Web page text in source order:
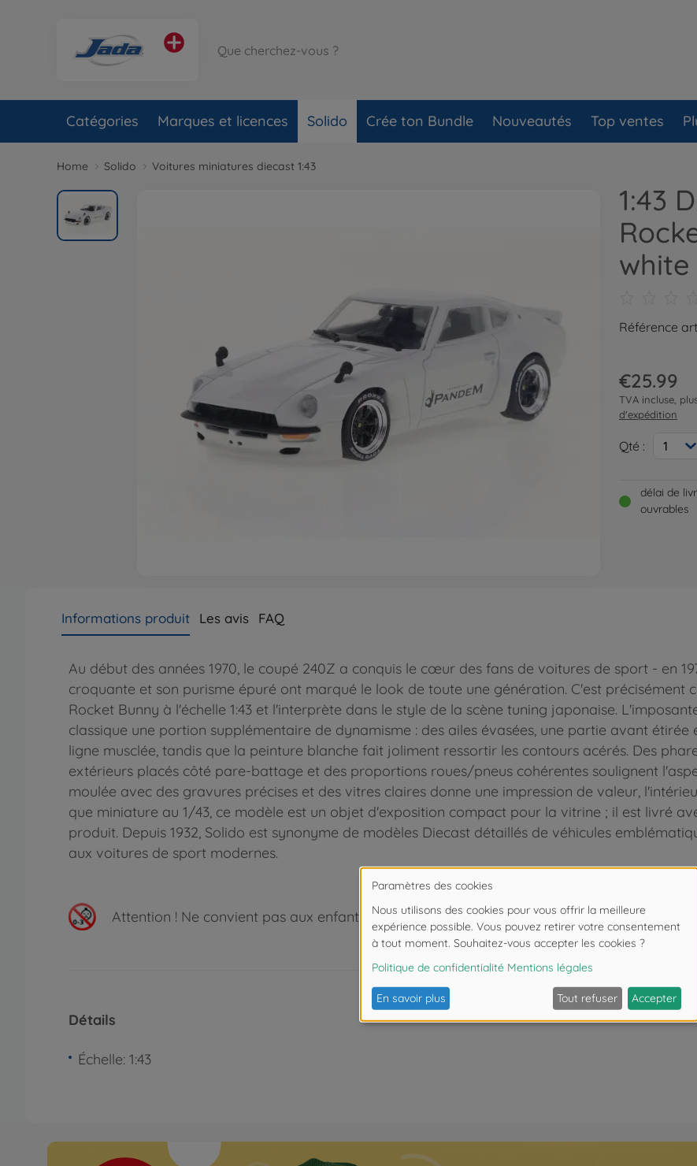
Catégories Marques et licences Solido Crée ton Bundle Nouveautés Top ventes
Home Solido Voitures miniatures diecast 1:43
1:43
white
Référence
€25.99
TVA incluse,
d'expédition
Qté : 1
délai de
ouvrables
Informations produit Les avis FAQ
Au début des années 1970, le coupé 240Z a conquis le cœur des fans de voitures de sport - en
croquante et son purisme épuré ont marqué le look de toute une génération. C'est précisément
Rocket Bunny à l'échelle 1:43 et l'interprète dans le style de la scène tuning japonaise.
classique une portion supplémentaire de dynamisme : des ailes évasées, une partie avant
ligne musclée, tandis que la peinture blanche fait joliment ressortir les contours acérés. Des
extérieurs placés côté pare-battage et des proportions roues/pneus cohérentes soulignent
moulée avec des gravures précises et des vitres claires donne une impression de valeur,
que miniature au 1/43, ce modèle est un objet d'exposition compact pour la vitrine ; il est livré
produit. Depuis 1932, Solido est synonyme de modèles Diecast détaillés de véhicules
aux voitures de sport modernes.
Attention ! Ne convient pas aux enfants de moins de 3 ans. Risque d'asphyxie lié à la
Détails
Échelle: 1:43